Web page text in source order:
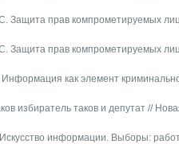
Защита прав компрометируемых
Защита прав компрометируемых
как элемент
избиратель таков и депутат //
информации. Выборы: